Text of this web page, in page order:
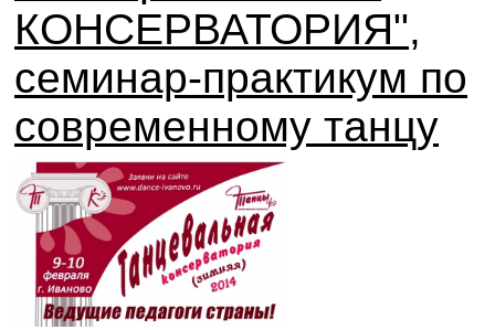
КОНСЕРВАТОРИЯ",
семинар-практикум по
современному танцу